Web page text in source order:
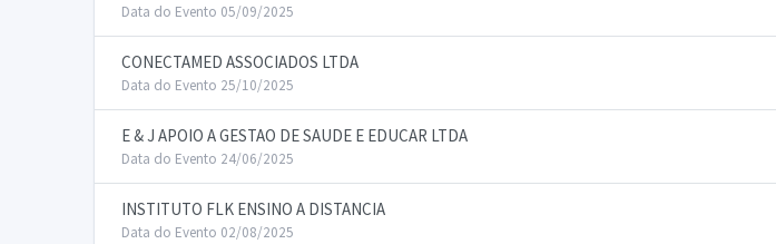
Data do Evento 05/09/2025
CONECTAMED ASSOCIADOS LTDA
Data do Evento 25/10/2025
E & J APOIO A GESTAO DE SAUDE E EDUCAR LTDA
Data do Evento 24/06/2025
INSTITUTO FLK ENSINO A DISTANCIA
Data do Evento 02/08/2025